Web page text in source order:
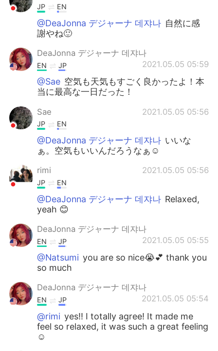
JP EN
@DeaJonna デジャーナ 데쟈나 自然に感
謝やね🙂
DeaJonna デジャーナ 데쟈나
2021.05.05 05:59
EN JP
@Sae 空気も天気もすごく良かったよ！本
当に最高な一日だった！
Sae 2021.05.05 05:56
JP EN
@DeaJonna デジャーナ 데쟈나 いいな
ぁ。空気もいいんだろうなぁ☺
rimi 2021.05.05 05:56
JP EN
@DeaJonna デジャーナ 데쟈나 Relaxed,
yeah 😊
DeaJonna デジャーナ 데쟈나
2021.05.05 05:55
EN JP
@Natsumi you are so nice😭💕 thank you
so much
DeaJonna デジャーナ 데쟈나
2021.05.05 05:54
EN JP
@rimi yes!! I totally agree! It made me
feel so relaxed, it was such a great feeling
☺️